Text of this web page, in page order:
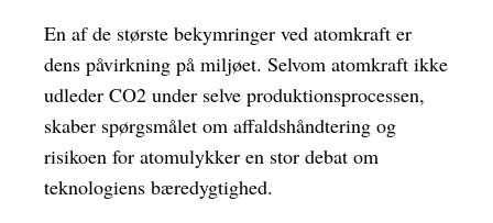
En af de største bekymringer ved atomkraft er
dens påvirkning på miljøet. Selvom atomkraft ikke
udleder CO2 under selve produktionsprocessen,
skaber spørgsmålet om affaldshåndtering og
risikoen for atomulykker en stor debat om
teknologiens bæredygtighed.